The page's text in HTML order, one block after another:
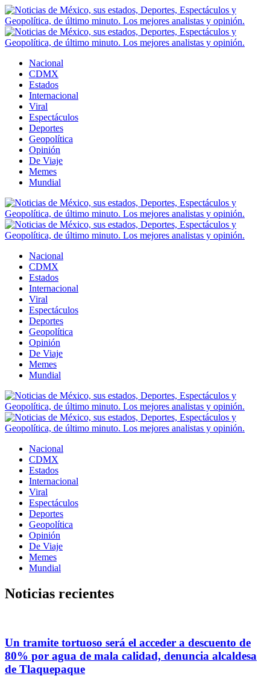
Nacional
CDMX
Estados
Internacional
Viral
Espectáculos
Deportes
Geopolítica
Opinión
De Viaje
Memes
Mundial
Nacional
CDMX
Estados
Internacional
Viral
Espectáculos
Deportes
Geopolítica
Opinión
De Viaje
Memes
Mundial
Nacional
CDMX
Estados
Internacional
Viral
Espectáculos
Deportes
Geopolítica
Opinión
De Viaje
Memes
Mundial
Noticias recientes
Un tramite tortuoso será el acceder a descuento de
80% por agua de mala calidad, denuncia alcaldesa
de Tlaquepaque